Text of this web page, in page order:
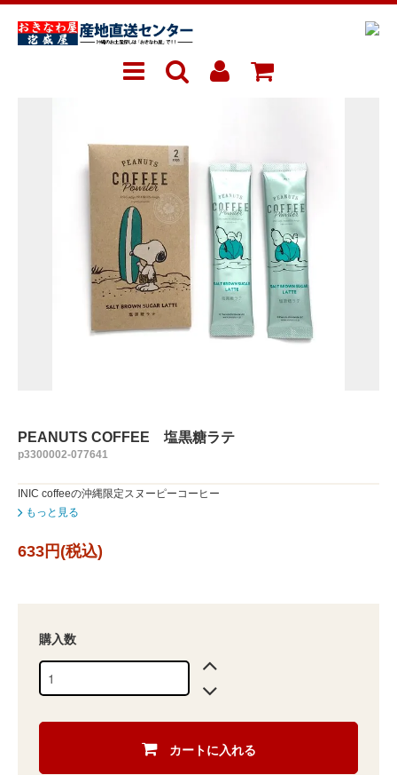
PEANUTS COFFEE 塩黒糖ラテ
p3300002-077641
INIC coffeeの沖縄限定スヌーピーコーヒー
もっと見る
633円(税込)
購入数
カートに入れる